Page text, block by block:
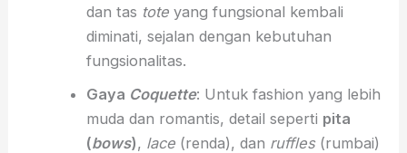
dan tas toteyang fungsional kembali
diminati, sejalan dengan kebutuhan
fungsionalitas.
Gaya Coquette: Untuk fashion yang lebih
muda dan romantis, detail seperti pita
(bows), lace(renda), dan ruffles(rumbai)